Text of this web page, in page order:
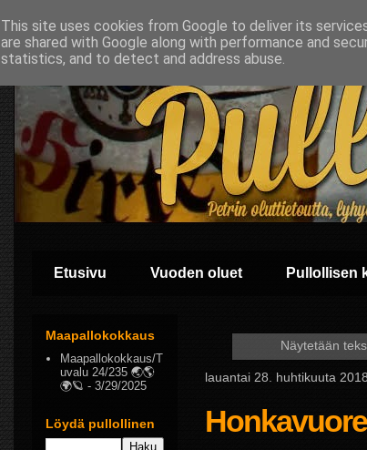
Etusivu Vuoden oluet Pullollisen
Näytetään
lauantai 28. huhtikuuta 2018
Maapallokokkaus
Maapallokokkaus/T
uvalu 24/235 🌏🌎
🌍🪐 - 3/29/2025
Löydä pullollinen
This site uses cookies from Google to deliver its
are shared with Google along with performance and
statistics, and to detect and address abuse.